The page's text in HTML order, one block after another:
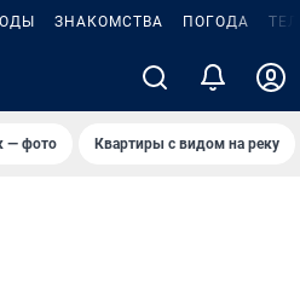
ЗНАКОМСТВА ПОГОДА
— фото Квартиры с видом на реку